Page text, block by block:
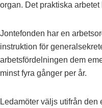
organ. Det praktiska
Jontefonden har en
instruktion för
arbetsfördelningen dem
minst fyra gånger per år.
Ledamöter väljs utifrån den